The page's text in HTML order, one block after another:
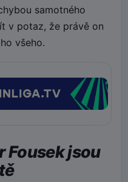
samotného
v potaz, že právě on
všeho.
Fousek jsou